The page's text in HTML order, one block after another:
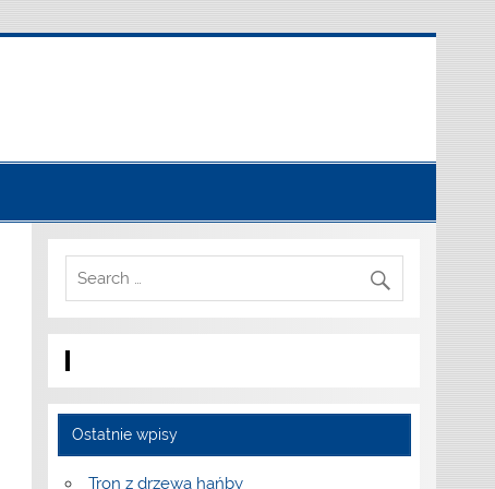
Ostatnie wpisy
Tron z drzewa hańby